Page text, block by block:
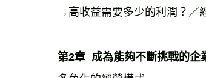
→高收益需要多少的利潤？／
第2章 成為能夠不斷挑戰的企